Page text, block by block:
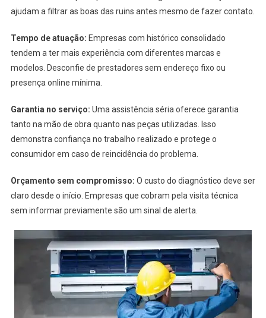
ajudam a filtrar as boas das ruins antes mesmo de fazer contato.
Tempo de atuação: Empresas com histórico consolidado
tendem a ter mais experiência com diferentes marcas e
modelos. Desconfie de prestadores sem endereço fixo ou
presença online mínima.
Garantia no serviço: Uma assistência séria oferece garantia
tanto na mão de obra quanto nas peças utilizadas. Isso
demonstra confiança no trabalho realizado e protege o
consumidor em caso de reincidência do problema.
Orçamento sem compromisso: O custo do diagnóstico deve ser
claro desde o início. Empresas que cobram pela visita técnica
sem informar previamente são um sinal de alerta.